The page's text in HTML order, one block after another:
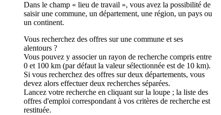
Dans le champ « lieu de travail », vous avez la possibilité de
saisir une commune, un département, une région, un pays ou
un continent.
Vous recherchez des offres sur une commune et ses
alentours ?
Vous pouvez y associer un rayon de recherche compris entre
0 et 100 km (par défaut la valeur sélectionnée est de 10 km).
Si vous recherchez des offres sur deux départements, vous
devez alors effectuer deux recherches séparées.
Lancez votre recherche en cliquant sur la loupe ; la liste des
offres d'emploi correspondant à vos critères de recherche est
restituée.